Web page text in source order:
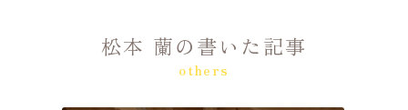
松本 蘭の書いた記事
others